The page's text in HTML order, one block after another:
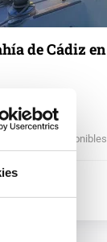
de Cádiz en
España
86 fechas disponibles